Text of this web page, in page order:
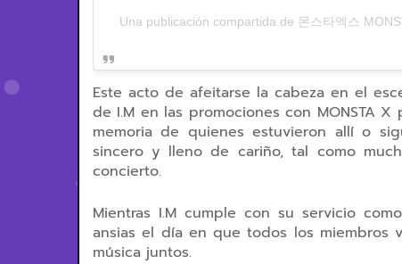
Una publicación compartida de 몬스타엑스
Este acto de afeitarse la cabeza en el
de I.M en las promociones con MONSTA
memoria de quienes estuvieron allí o
sincero y lleno de cariño, tal como
concierto.
Mientras I.M cumple con su servicio
ansias el día en que todos los miembros
música juntos.